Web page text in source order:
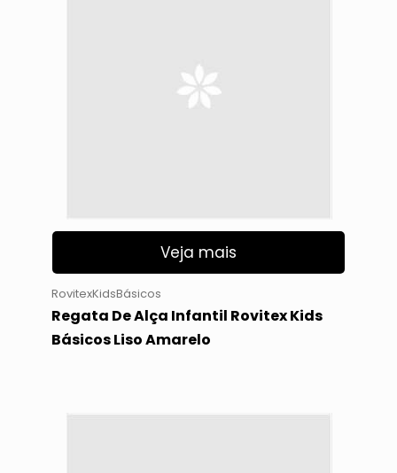
Veja mais
RovitexKidsBásicos
Regata De Alça Infantil Rovitex Kids
Básicos Liso Amarelo